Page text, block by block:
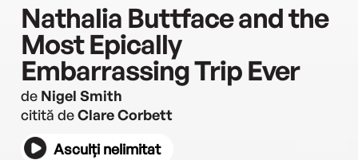
Nathalia Buttface and the
Most Epically
Embarrassing Trip Ever
de Nigel Smith
citită deClare Corbett
Asculți nelimitat